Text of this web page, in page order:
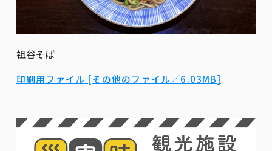
祖谷そば
印刷用ファイル [その他のファイル／6.03MB]